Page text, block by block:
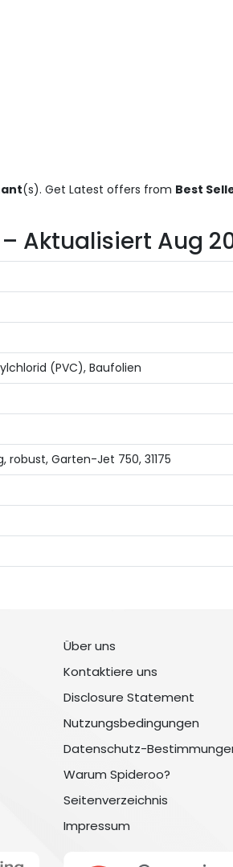
(s). Get Latest offers from Best
Aktualisiert Aug
(PVC), Baufolien
Garten-Jet 750, 31175
Über uns
Kontaktiere uns
Disclosure Statement
Nutzungsbedingungen
Datenschutz-
Warum Spideroo?
Seitenverzeichnis
Impressum